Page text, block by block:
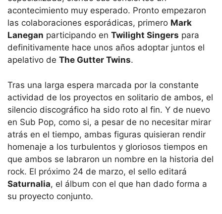
acontecimiento muy esperado. Pronto empezaron
las colaboraciones esporádicas, primero Mark
Lanegan participando en Twilight Singers para
definitivamente hace unos años adoptar juntos el
apelativo de The Gutter Twins.
Tras una larga espera marcada por la constante
actividad de los proyectos en solitario de ambos, el
silencio discográfico ha sido roto al fin. Y de nuevo
en Sub Pop, como si, a pesar de no necesitar mirar
atrás en el tiempo, ambas figuras quisieran rendir
homenaje a los turbulentos y gloriosos tiempos en
que ambos se labraron un nombre en la historia del
rock. El próximo 24 de marzo, el sello editará
Saturnalia, el álbum con el que han dado forma a
su proyecto conjunto.